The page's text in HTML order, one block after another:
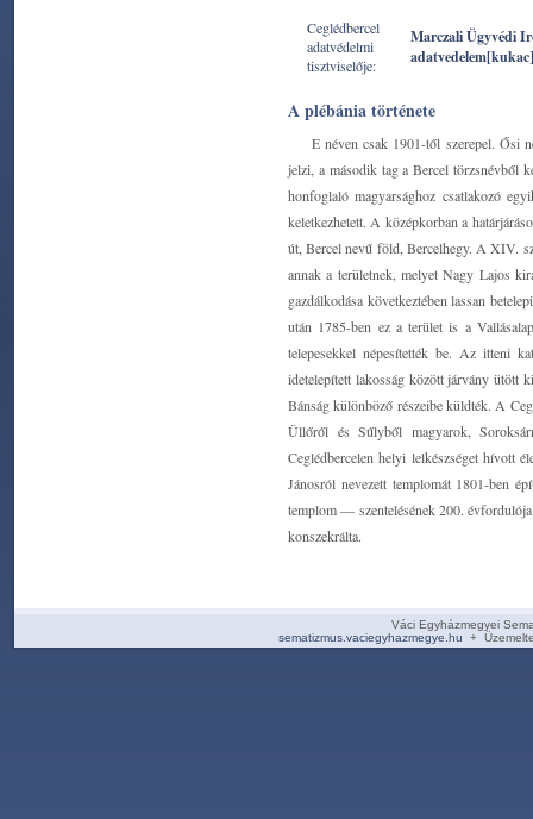
Ceglédbercel
adatvédelmi
tisztviselője:
Marczali Ügyvédi
A plébánia története
E néven csak 1901-től szerepel. Ősi
jelzi, a második tag a Bercel törzsnévből
honfoglaló magyarsághoz csatlakozó
keletkezhetett. A középkorban a
út, Bercel nevű föld, Bercelhegy. A XIV.
annak a területnek, melyet Nagy Lajos
gazdálkodása következtében lassan
után 1785-ben ez a terület is a
telepesekkel népesítették be. Az itteni
idetelepített lakosság között járvány ütött
Bánság különböző részeibe küldték. A
Üllőről és Sűlyből magyarok,
Ceglédbercelen helyi lelkészséget hívott
Jánosról nevezett templomát 1801-ben
templom — szentelésének 200.
konszekrálta.
Váci Egyházmegyei
sematizmus.vaciegyhazmegye.hu +